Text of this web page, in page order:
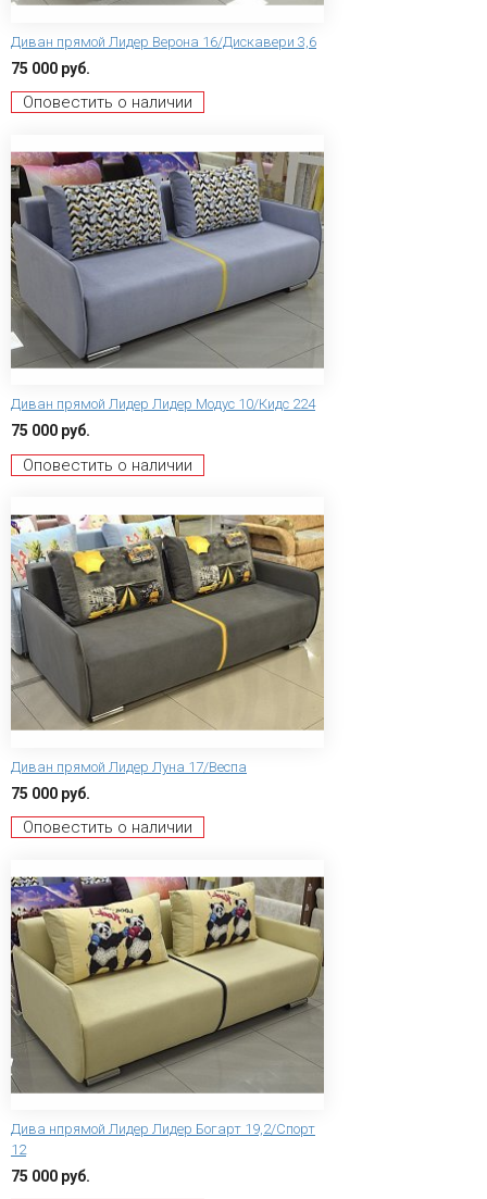
Диван прямой Лидер Верона 16/Дискавери 3,6
75 000 руб.
Оповестить о наличии
Диван прямой Лидер Лидер Модус 10/Кидс 224
75 000 руб.
Оповестить о наличии
Диван прямой Лидер Луна 17/Веспа
75 000 руб.
Оповестить о наличии
Дива нпрямой Лидер Лидер Богарт 19,2/Спорт
12
75 000 руб.